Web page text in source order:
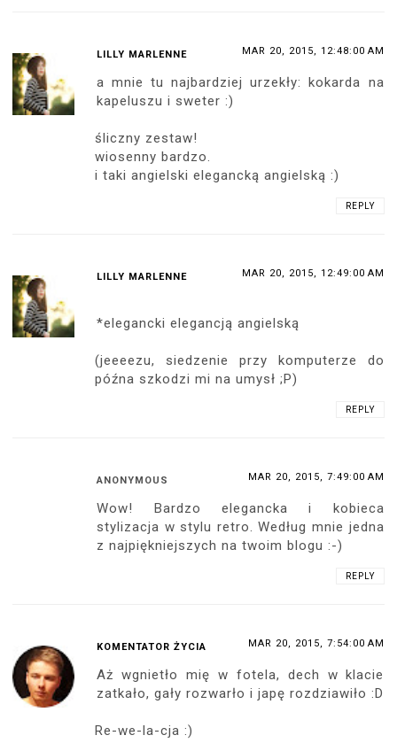
LILLY MARLENNE MAR 20, 2015, 12:48:00 AM
a mnie tu najbardziej urzekły: kokarda na
kapeluszu i sweter :)
śliczny zestaw!
wiosenny bardzo.
i taki angielski elegancką angielską :)
REPLY
LILLY MARLENNE MAR 20, 2015, 12:49:00 AM
*elegancki elegancją angielską
(jeeeezu, siedzenie przy komputerze do
późna szkodzi mi na umysł ;P)
REPLY
ANONYMOUS MAR 20, 2015, 7:49:00 AM
Wow! Bardzo elegancka i kobieca
stylizacja w stylu retro. Według mnie jedna
z najpiękniejszych na twoim blogu :-)
REPLY
KOMENTATOR ŻYCIA MAR 20, 2015, 7:54:00 AM
Aż wgnietło mię w fotela, dech w klacie
zatkało, gały rozwarło i japę rozdziawiło :D
Re-we-la-cja :)